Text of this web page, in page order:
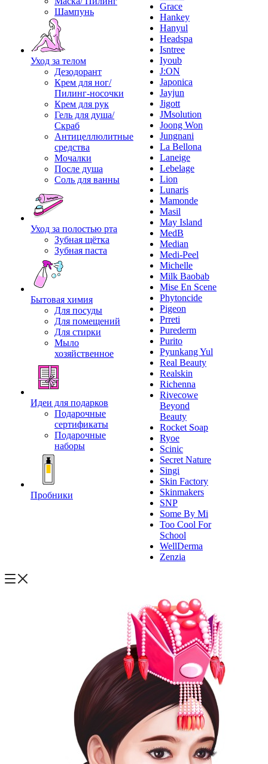
Шампунь
Уход за телом
Дезодорант
Крем для ног/
Пилинг-носочки
Крем для рук
Гель для душа/
Скраб
Антицеллюлитные
средства
Мочалки
После душа
Соль для ванны
Уход за полостью рта
Зубная щётка
Зубная паста
Бытовая химия
Для посуды
Для помещений
Для стирки
Мыло
хозяйственное
Идеи для подарков
Подарочные
сертификаты
Подарочные
наборы
Пробники
Grace
Hankey
Hanyul
Headspa
Isntree
Iyoub
J:ON
Japonica
Jayjun
Jigott
JMsolution
Joong Won
Jungnani
La Bellona
Laneige
Lebelage
Lion
Lunaris
Mamonde
Masil
May Island
MedB
Median
Medi-Peel
Michelle
Milk Baobab
Mise En Scene
Phytoncide
Pigeon
Prreti
Purederm
Purito
Pyunkang Yul
Real Beauty
Realskin
Richenna
Rivecowe
Beyond
Beauty
Rocket Soap
Ryoe
Scinic
Secret Nature
Singi
Skin Factory
Skinmakers
SNP
Some By Mi
Too Cool For
School
WellDerma
Zenzia